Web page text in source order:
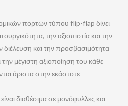
πορτών τύπου flip-flap δίνει
την αξιοπιστία και την
διέλευση και την προσβασιμότητα
μέγιστη αξιοποίηση του κάθε
άριστα στην εκάστοτε
διαθέσιμα σε μονόφυλλες και